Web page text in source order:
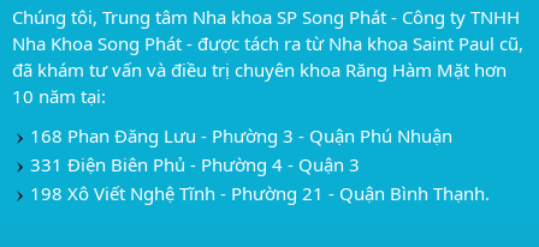
Chúng tôi, Trung tâm Nha khoa SP Song Phát - Công ty TNHH
Nha Khoa Song Phát - được tách ra từ Nha khoa Saint Paul cũ,
đã khám tư vấn và điều trị chuyên khoa Răng Hàm Mặt hơn
10 năm tại:
168 Phan Đăng Lưu - Phường 3 - Quận Phú Nhuận
331 Điện Biên Phủ - Phường 4 - Quận 3
198 Xô Viết Nghệ Tĩnh - Phường 21 - Quận Bình Thạnh.